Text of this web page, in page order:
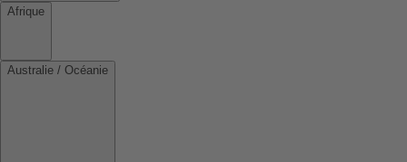
Afrique
Australie / Océanie